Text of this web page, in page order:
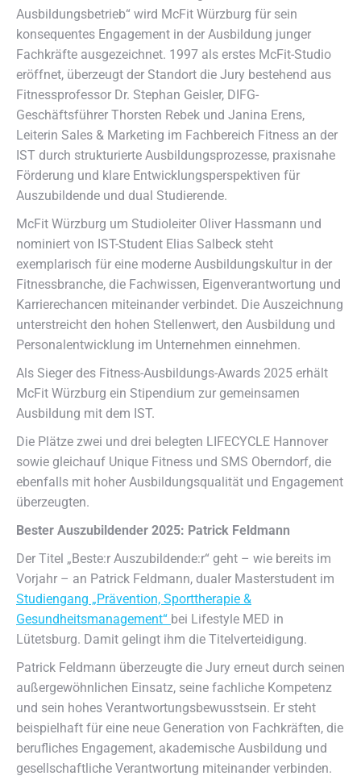
Ausbildungsbetrieb“ wird McFit Würzburg für sein
konsequentes Engagement in der Ausbildung junger
Fachkräfte ausgezeichnet. 1997 als erstes McFit-Studio
eröffnet, überzeugt der Standort die Jury bestehend aus
Fitnessprofessor Dr. Stephan Geisler, DIFG-
Geschäftsführer Thorsten Rebek und Janina Erens,
Leiterin Sales & Marketing im Fachbereich Fitness an der
IST durch strukturierte Ausbildungsprozesse, praxisnahe
Förderung und klare Entwicklungsperspektiven für
Auszubildende und dual Studierende.
McFit Würzburg um Studioleiter Oliver Hassmann und
nominiert von IST-Student Elias Salbeck steht
exemplarisch für eine moderne Ausbildungskultur in der
Fitnessbranche, die Fachwissen, Eigenverantwortung und
Karrierechancen miteinander verbindet. Die Auszeichnung
unterstreicht den hohen Stellenwert, den Ausbildung und
Personalentwicklung im Unternehmen einnehmen.
Als Sieger des Fitness-Ausbildungs-Awards 2025 erhält
McFit Würzburg ein Stipendium zur gemeinsamen
Ausbildung mit dem IST.
Die Plätze zwei und drei belegten LIFECYCLE Hannover
sowie gleichauf Unique Fitness und SMS Oberndorf, die
ebenfalls mit hoher Ausbildungsqualität und Engagement
überzeugten.
Bester Auszubildender 2025: Patrick Feldmann
Der Titel „Beste:r Auszubildende:r“ geht – wie bereits im
Vorjahr – an Patrick Feldmann, dualer Masterstudent im
Studiengang „Prävention, Sporttherapie &
Gesundheitsmanagement“ bei Lifestyle MED in
Lütetsburg. Damit gelingt ihm die Titelverteidigung.
Patrick Feldmann überzeugte die Jury erneut durch seinen
außergewöhnlichen Einsatz, seine fachliche Kompetenz
und sein hohes Verantwortungsbewusstsein. Er steht
beispielhaft für eine neue Generation von Fachkräften, die
berufliches Engagement, akademische Ausbildung und
gesellschaftliche Verantwortung miteinander verbinden.